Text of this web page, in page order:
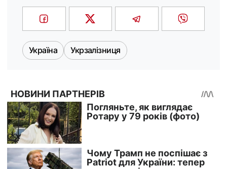
Україна Укрзалізниця